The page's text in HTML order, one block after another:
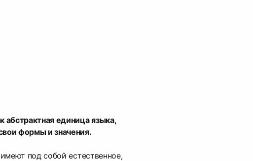
абстрактная единица языка,
формы и значения.
под собой естественное,